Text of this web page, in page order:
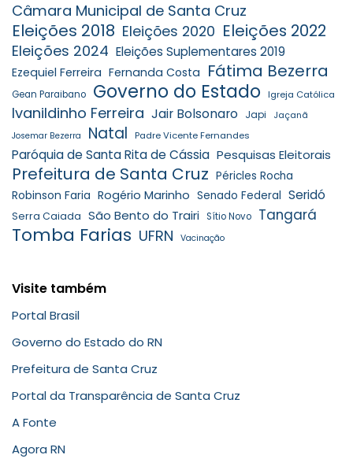
Câmara Municipal de Santa Cruz
Eleições 2018 Eleições 2020 Eleições 2022
Eleições 2024 Eleições Suplementares 2019
Ezequiel Ferreira Fernanda Costa Fátima Bezerra
Gean Paraibano Governo do Estado Igreja Católica
Ivanildinho Ferreira Jair Bolsonaro Japi Jaçanã
Josemar Bezerra Natal Padre Vicente Fernandes
Paróquia de Santa Rita de Cássia Pesquisas Eleitorais
Prefeitura de Santa Cruz Péricles Rocha
Robinson Faria Rogério Marinho Senado Federal Seridó
Serra Caiada São Bento do Trairi Sítio Novo Tangará
Tomba Farias UFRN Vacinação
Visite também
Portal Brasil
Governo do Estado do RN
Prefeitura de Santa Cruz
Portal da Transparência de Santa Cruz
A Fonte
Agora RN